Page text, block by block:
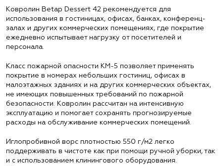
Ковролин Betap Dessert 42 рекомендуется для
использования в гостиницах, офисах, банках, конференц-
залах и других коммерческих помещениях, где покрытие
ежедневно испытывает нагрузку от посетителей и
персонала.
Класс пожарной опасности КМ-5 позволяет применять
покрытие в номерах небольших гостиниц, офисах в
малоэтажных зданиях и на других коммерческих объектах,
не имеющих повышенных требований по пожарной
безопасности. Ковролин рассчитан на интенсивную
эксплуатацию и помогает сохранять прогнозируемые
расходы на обслуживание коммерческих помещений.
Иглопробивной ворс плотностью 550 г/м2 легко
поддерживать в чистоте как при помощи ручной уборки, так
и с использованием клинингового оборудования.